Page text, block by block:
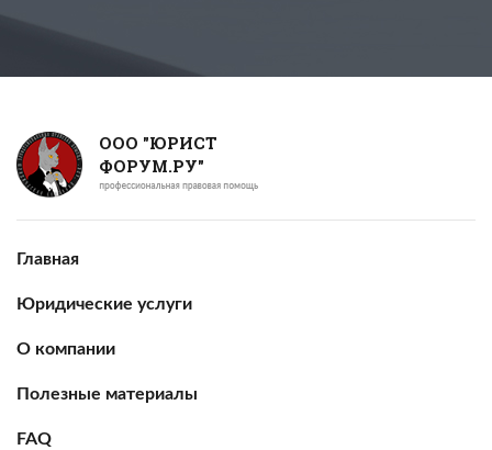
ООО "ЮРИСТ
ФОРУМ.РУ"
Главная
Юридические услуги
О компании
Полезные материалы
FAQ